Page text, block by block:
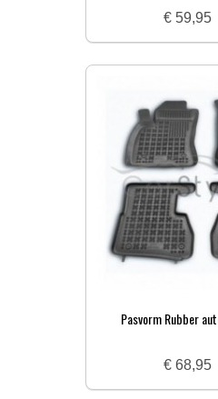
€ 59,95
Pasvorm Rubber
€ 68,95